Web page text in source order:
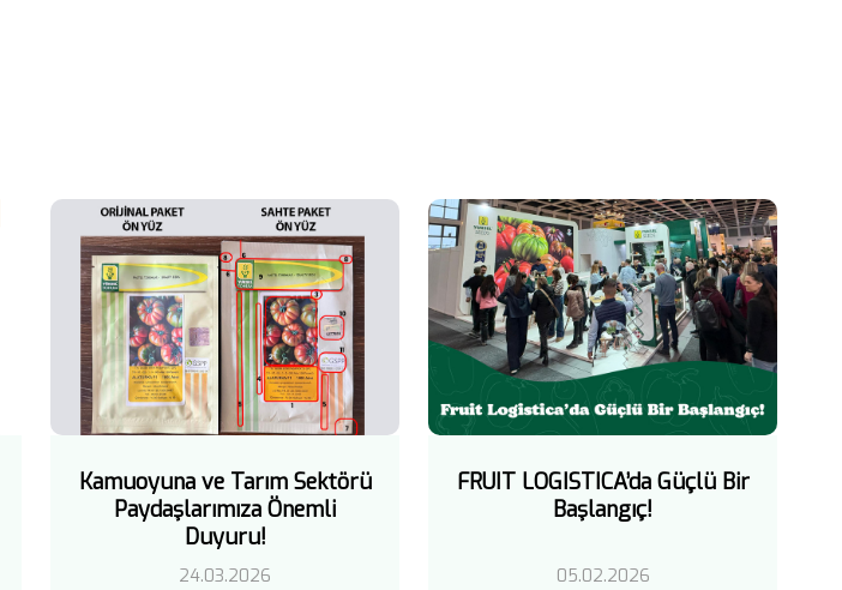
Kamuoyuna ve Tarım Sektörü
Paydaşlarımıza Önemli
Duyuru!
24.03.2026
FRUIT LOGISTICA’da Güçlü Bir
Başlangıç!
05.02.2026